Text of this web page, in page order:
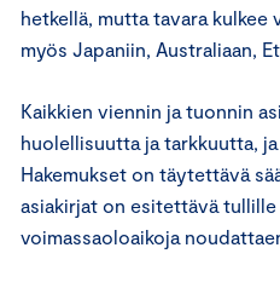
hetkellä, mutta tavara kulkee
myös Japaniin, Australiaan,
Kaikkien viennin ja tuonnin
huolellisuutta ja tarkkuutta, ja
Hakemukset on täytettävä
asiakirjat on esitettävä tullille
voimassaoloaikoja